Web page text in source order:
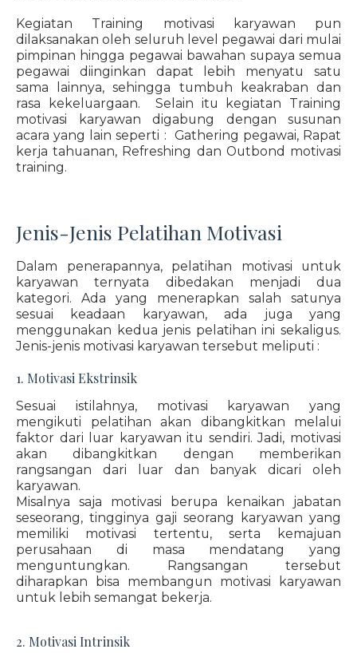
Kegiatan Training motivasi karyawan pun
dilaksanakan oleh seluruh level pegawai dari mulai
pimpinan hingga pegawai bawahan supaya semua
pegawai diinginkan dapat lebih menyatu satu
sama lainnya, sehingga tumbuh keakraban dan
rasa kekeluargaan. Selain itu kegiatan Training
motivasi karyawan digabung dengan susunan
acara yang lain seperti : Gathering pegawai, Rapat
kerja tahuanan, Refreshing dan Outbond motivasi
training.
Jenis-Jenis Pelatihan Motivasi
Dalam penerapannya, pelatihan motivasi untuk
karyawan ternyata dibedakan menjadi dua
kategori. Ada yang menerapkan salah satunya
sesuai keadaan karyawan, ada juga yang
menggunakan kedua jenis pelatihan ini sekaligus.
Jenis-jenis motivasi karyawan tersebut meliputi :
1. Motivasi Ekstrinsik
Sesuai istilahnya, motivasi karyawan yang
mengikuti pelatihan akan dibangkitkan melalui
faktor dari luar karyawan itu sendiri. Jadi, motivasi
akan dibangkitkan dengan memberikan
rangsangan dari luar dan banyak dicari oleh
karyawan.
Misalnya saja motivasi berupa kenaikan jabatan
seseorang, tingginya gaji seorang karyawan yang
memiliki motivasi tertentu, serta kemajuan
perusahaan di masa mendatang yang
menguntungkan. Rangsangan tersebut
diharapkan bisa membangun motivasi karyawan
untuk lebih semangat bekerja.
2. Motivasi Intrinsik